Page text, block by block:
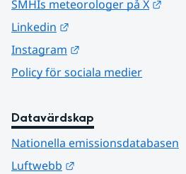
SMHIs meteorologer på X
Linkedin
Instagram
Policy för sociala medier
Datavärdskap
Nationella emissionsdatabasen
Luftwebb